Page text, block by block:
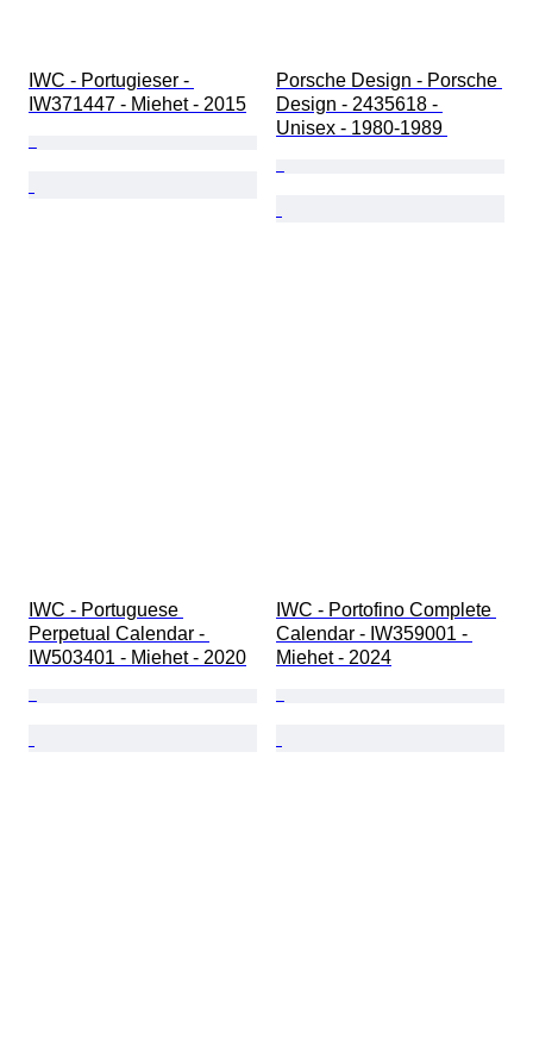
IWC - Portugieser -
IW371447 - Miehet - 2015
Porsche Design - Porsche
Design - 2435618 -
Unisex - 1980-1989
IWC - Portuguese
Perpetual Calendar -
IW503401 - Miehet - 2020
IWC - Portofino Complete
Calendar - IW359001 -
Miehet - 2024